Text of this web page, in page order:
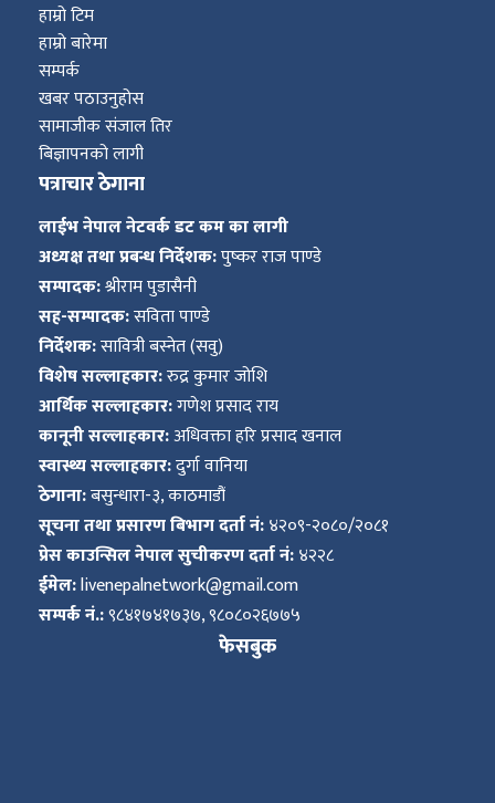
हाम्रो टिम
हाम्रो बारेमा
सम्पर्क
खबर पठाउनुहोस
सामाजीक संजाल तिर
बिज्ञापनको लागी
पत्राचार ठेगाना
लाईभ नेपाल नेटवर्क डट कम का लागी
अध्यक्ष तथा प्रबन्ध निर्देशक:पुष्कर राज पाण्डे
सम्पादक:श्रीराम पुडासैनी
सह-सम्पादक:सविता पाण्डे
निर्देशक:सावित्री बस्नेत (सवु)
विशेष सल्लाहकार:रुद्र कुमार जोशि
आर्थिक सल्लाहकार:गणेश प्रसाद राय
कानूनी सल्लाहकार:अधिवक्ता हरि प्रसाद खनाल
स्वास्थ्य सल्लाहकार:दुर्गा वानिया
ठेगाना:बसुन्धारा-३, काठमाडौं
सूचना तथा प्रसारण बिभाग दर्ता नं:४२०९-२०८०/२०८१
प्रेस काउन्सिल नेपाल सुचीकरण दर्ता नं:४२२८
ईमेल:livenepalnetwork@gmail.com
सम्पर्क नं.:९८४१७४१७३७, ९८०८०२६७७५
फेसबुक